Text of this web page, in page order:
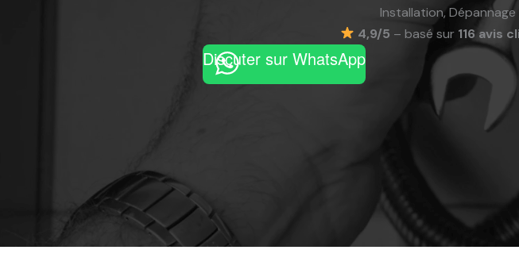
Installation,
4,9/5 – basé sur 116 avis
Discuter sur WhatsApp